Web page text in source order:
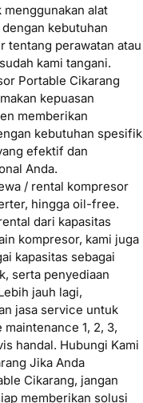
alat
kebutuhan
tentang perawatan atau
kami tangani.
Portable Cikarang
kepuasan
memberikan
kebutuhan spesifik
efektif dan
Anda.
/ rental kompresor
hingga oil-free.
dari kapasitas
kompresor, kami juga
kapasitas sebagai
serta penyediaan
jauh lagi,
jasa service untuk
1, 2, 3,
handal. Hubungi Kami
Jika Anda
Cikarang, jangan
memberikan solusi